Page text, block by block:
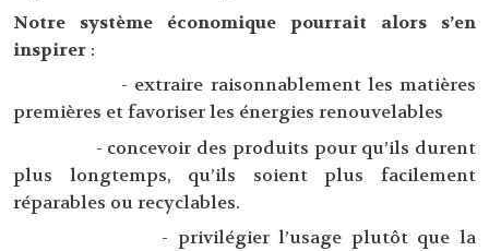
Notre système économique pourrait alors s’en
inspirer :
- extraire raisonnablement les matières
premières et favoriser les énergies renouvelables
- concevoir des produits pour qu’ils durent
plus longtemps, qu’ils soient plus facilement
réparables ou recyclables.
- privilégier l’usage plutôt que la